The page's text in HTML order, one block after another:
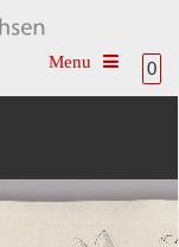
0
Toggle